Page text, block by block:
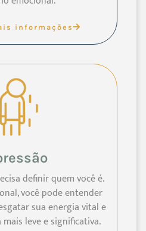
informações
definir quem você é.
você pode entender
sua energia vital e
leve e significativa.